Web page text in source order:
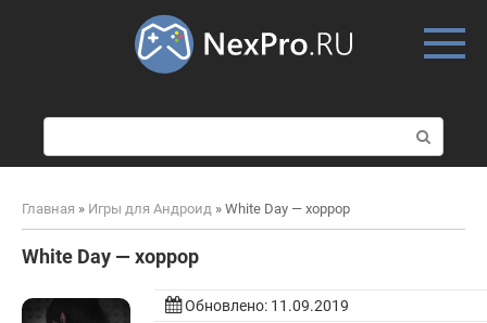
о
и
к
Главная » Игры для Андроид » White Day — хоррор
White Day — хоррор
Обновлено: 11.09.2019